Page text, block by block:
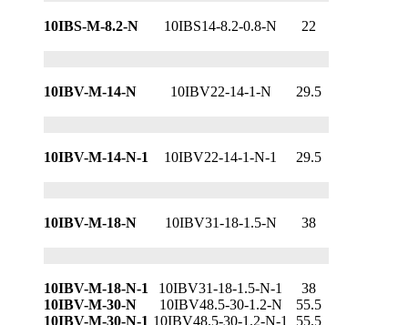
10IBS-M-8.2-N 10IBS14-8.2-0.8-N 22
10IBV-M-14-N 10IBV22-14-1-N 29.5
10IBV-M-14-N-1 10IBV22-14-1-N-1 29.5
10IBV-M-18-N 10IBV31-18-1.5-N 38
10IBV-M-18-N-1 10IBV31-18-1.5-N-1
38
10IBV-M-30-N
10IBV48.5-30-1.2-N
55.5
10IBV-M-30-N-1 10IBV48.5-30-1.2-N-1
55.5